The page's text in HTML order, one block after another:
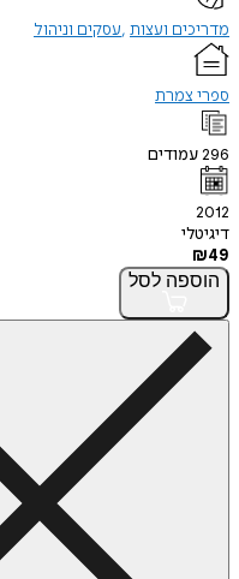
מדריכים ועצות עסקים וניהול
ספרי צמרת
296עמודים
2012
דיגיטלי
₪49
הוספה לסל